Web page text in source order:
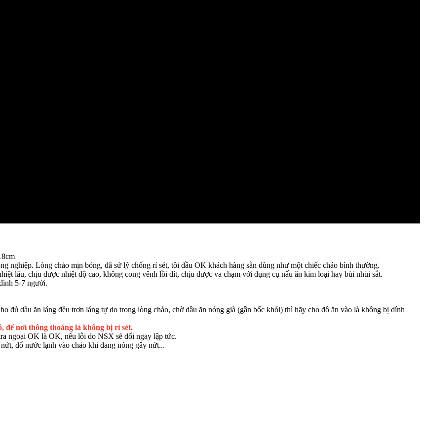
nghiệp. Lòng chảo mịn bóng, đã sử lý chống rỉ sét, tôi dầu OK khách hàng sẵn dùng như một chiếc chảo bình thường.
lâu, chịu được nhiệt độ cao, không cong vênh lồi đít, chịu được va chạm với dụng cụ nấu ăn kim loại hay bùi nhùi sắt.
5-7 người.
đủ dầu ăn láng đều trơn láng tự do trong lòng chảo, chờ dầu ăn nóng già (gần bốc khói) thì hãy cho đồ ăn vào là không bị dính
để nơi thông thoáng là không bị rỉ sét.
ngoại OK là OK, nếu lỗi do NSX sẽ đổi ngay lập tức.
đổ nước lạnh vào chảo khi đang nóng gây nứt...